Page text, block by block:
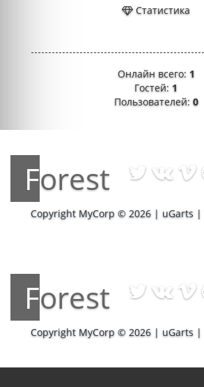
Статистика
Онлайн всего: 1
Гостей: 1
Пользователей:0
Forest
Copyright MyCorp © 2026 | uGarts |
Forest
Copyright MyCorp © 2026 | uGarts |